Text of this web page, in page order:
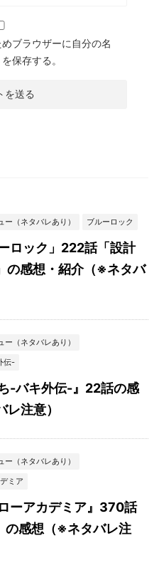
ブラウザーに自分の名
保存する。
（ネタバレあり） ブルーロック
ロック」222話「設計
の感想・紹介（※ネタバ
（ネタバレあり）
伝-
-バキ外伝-』22話の感
注意）
（ネタバレあり）
ミア
ーアカデミア』370話
の感想（※ネタバレ注